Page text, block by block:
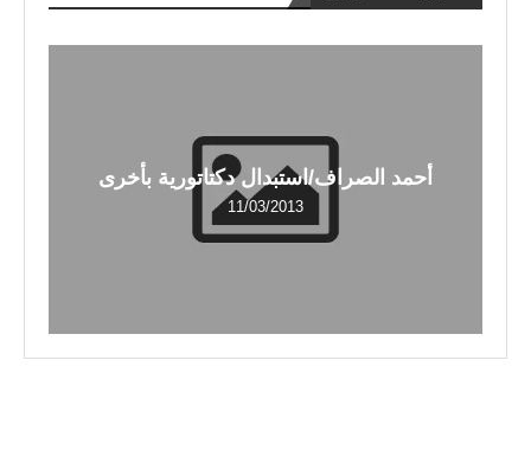
أحمد الصراف/استبدال دكتاتورية بأخرى
11/03/2013